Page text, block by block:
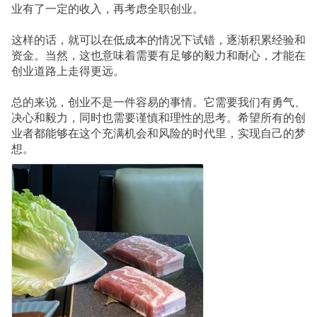
业有了一定的收入，再考虑全职创业。
这样的话，就可以在低成本的情况下试错，逐渐积累经验和
资金。当然，这也意味着需要有足够的毅力和耐心，才能在
创业道路上走得更远。
总的来说，创业不是一件容易的事情。它需要我们有勇气、
决心和毅力，同时也需要谨慎和理性的思考。希望所有的创
业者都能够在这个充满机会和风险的时代里，实现自己的梦
想。